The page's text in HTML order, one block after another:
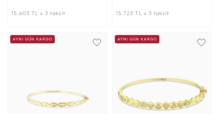
15.603 TL x 3 taksit 15.723 TL x 3 taksit
AYNI GÜN KARGO AYNI GÜN KARGO